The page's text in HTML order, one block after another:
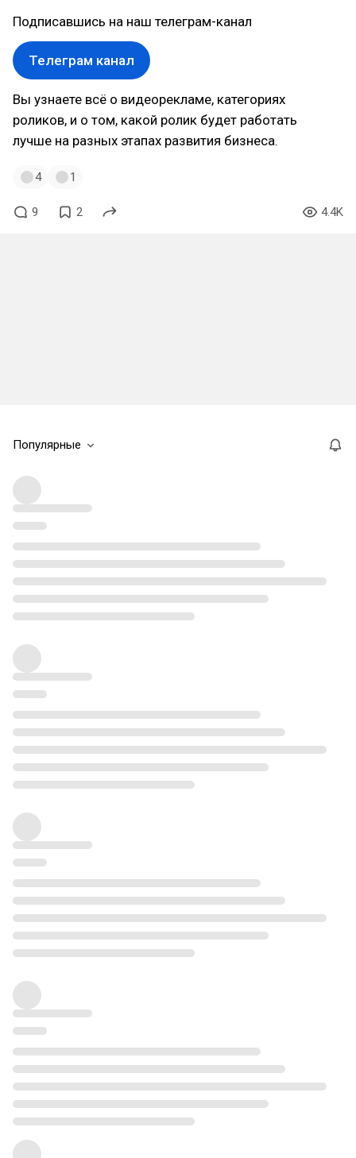
Подписавшись на наш телеграм-канал
Телеграм канал
Вы узнаете всё о видеорекламе, категориях
роликов, и о том, какой ролик будет работать
лучше на разных этапах развития бизнеса.
4 1
9 2 4.4K
Популярные